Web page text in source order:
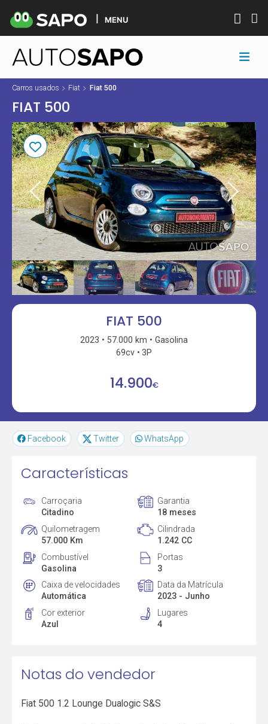
MENU
Carros usados Fiat Fiat 500
FIAT 500
FIAT 500
2023 57.000 km
Gasolina
69cv
3P
14.900€
Facebook Twitter WhatsApp
Características
Carroçaria
Citadino
Garantia
18 meses
Quilometragem
57.000 Km
Cilindrada
1.242 CC
Combustível
Gasolina
Portas
3
Caixa de velocidades
Automática
Data da Matrícula
2023 - Junho
Cor exterior
Azul
Lugares
4
Notas do vendedor
Fiat 500 1.2 Lounge Dualogic S&S